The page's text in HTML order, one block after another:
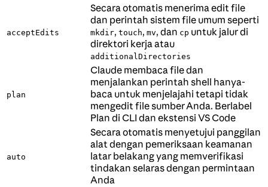
acceptEdits
Secara otomatis menerima edit file
dan perintah sistem file umum seperti
mkdir, touch, mv, dan cp untuk jalur di
direktori kerja atau
additionalDirectories
plan
Claude membaca file dan
menjalankan perintah shell hanya-
baca untuk menjelajahi tetapi tidak
mengedit file sumber Anda. Berlabel
Plan di CLI dan ekstensi VS Code
auto
Secara otomatis menyetujui panggilan
alat dengan pemeriksaan keamanan
latar belakang yang memverifikasi
tindakan selaras dengan permintaan
Anda